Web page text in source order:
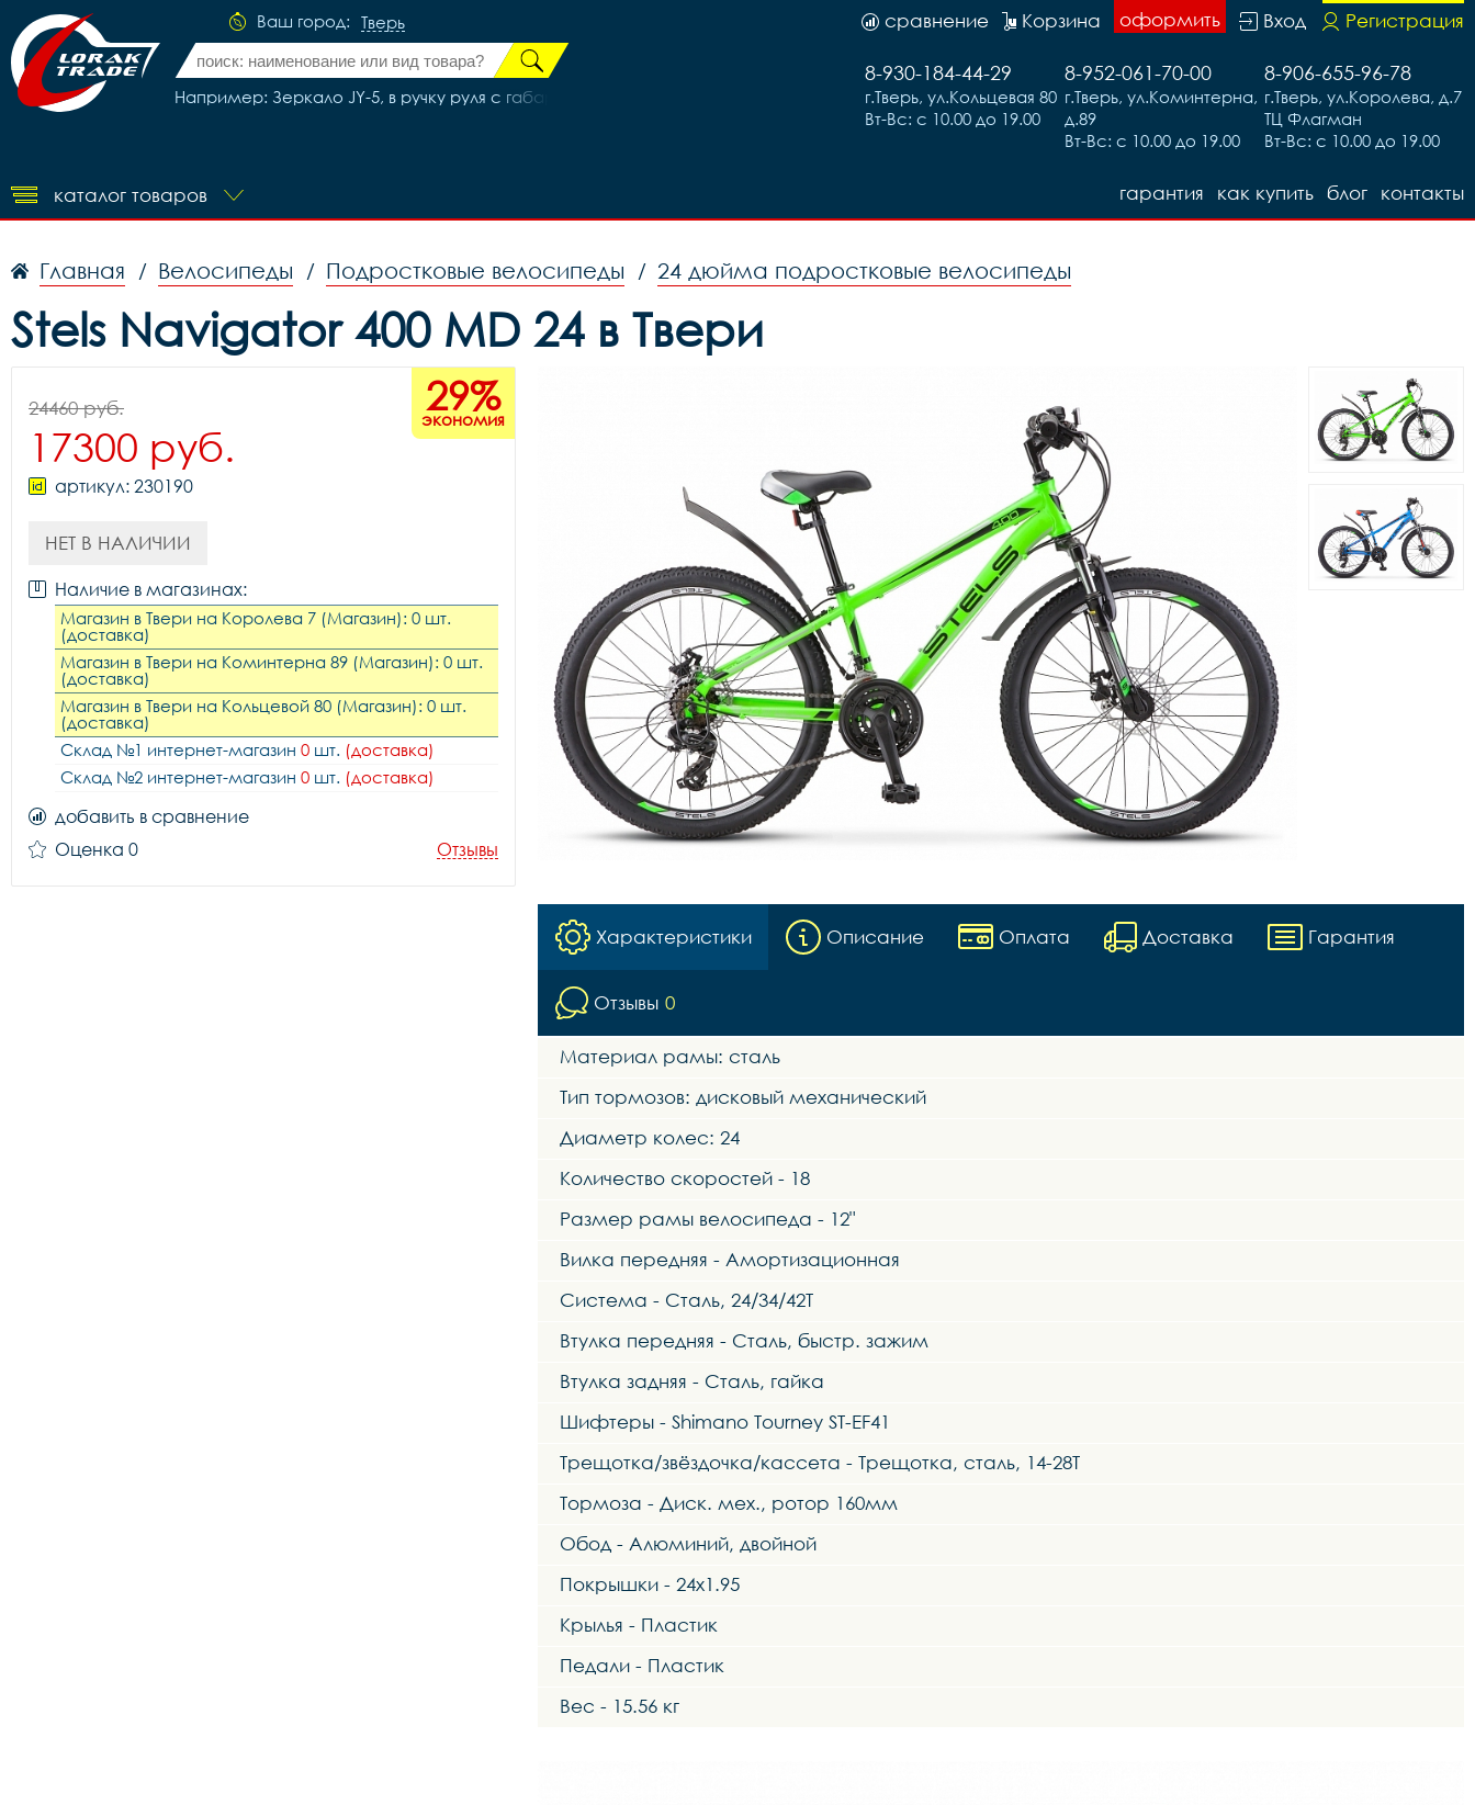
Ваш город: Тверь
Например: Зеркало JY-5, в ручку руля с габаритным огнем, код 468
Регистрация
Вход
оформить
Корзина
сравнение
8-906-655-96-78
г.Тверь, ул.Королева, д.7
ТЦ Флагман
Вт-Вс: с 10.00 до 19.00
8-952-061-70-00
г.Тверь, ул.Коминтерна,
д.89
Вт-Вс: с 10.00 до 19.00
8-930-184-44-29
г.Тверь, ул.Кольцевая 80
Вт-Вс: с 10.00 до 19.00
каталог товаров контакты
блог
как купить
гарантия
Главная / Велосипеды / Подростковые велосипеды / 24 дюйма подростковые велосипеды
Stels Navigator 400 MD 24 в Твери
29%
экономия
24460 руб.
17300 руб.
артикул: 230190
НЕТ В НАЛИЧИИ
Наличие в магазинах:
Магазин в Твери на Королева 7 (Магазин): 0 шт.
(доставка)
Магазин в Твери на Коминтерна 89 (Магазин): 0 шт.
(доставка)
Магазин в Твери на Кольцевой 80 (Магазин): 0 шт.
(доставка)
Склад №1 интернет-магазин 0 шт. (доставка)
Склад №2 интернет-магазин 0 шт. (доставка)
добавить в сравнение
Оценка 0
Отзывы
Характеристики Описание Оплата Доставка Гарантия
Отзывы 0
Материал рамы: сталь
Тип тормозов: дисковый механический
Диаметр колес: 24
Количество скоростей - 18
Размер рамы велосипеда - 12"
Вилка передняя - Амортизационная
Система - Сталь, 24/34/42Т
Втулка передняя - Сталь, быстр. зажим
Втулка задняя - Сталь, гайка
Шифтеры - Shimano Tourney ST-EF41
Трещотка/звёздочка/кассета - Трещотка, сталь, 14-28Т
Тормоза - Диск. мех., ротор 160мм
Обод - Алюминий, двойной
Покрышки - 24x1.95
Крылья - Пластик
Педали - Пластик
Вес - 15.56 кг